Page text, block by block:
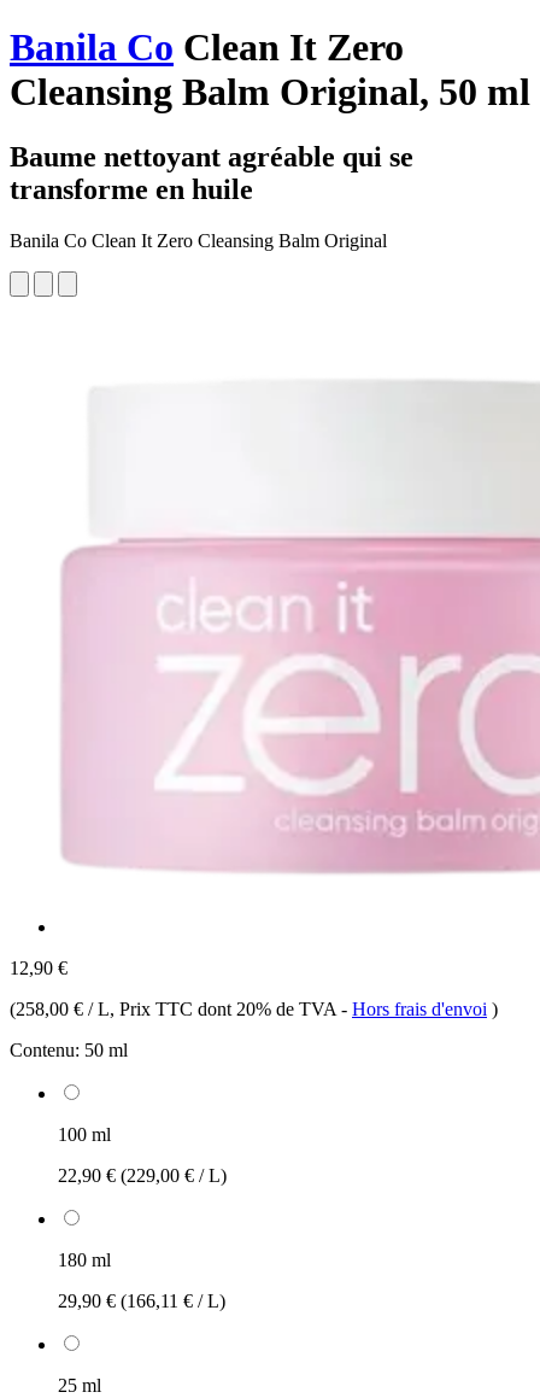
Banila Co Clean It Zero
Cleansing Balm Original, 50 ml
Baume nettoyant agréable qui se
transforme en huile
Banila Co Clean It Zero Cleansing Balm Original
12,90 €
(258,00 € / L, Prix TTC dont 20% de TVA - Hors frais d'envoi )
Contenu: 50 ml
100 ml
22,90 € (229,00 € / L)
180 ml
29,90 € (166,11 € / L)
25 ml